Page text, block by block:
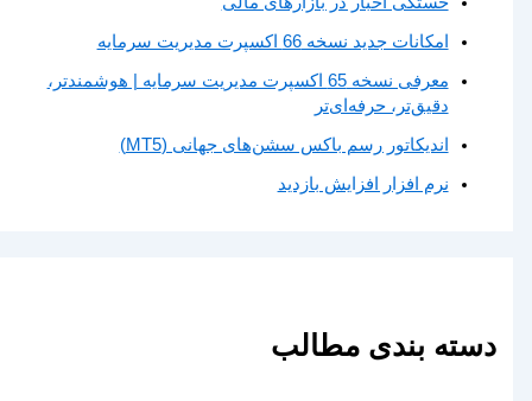
امکانات جدید نسخه 66 اکسپرت مدیریت سرمایه
معرفی نسخه 65 اکسپرت مدیریت سرمایه | هوشمندتر،
دقیق‌تر، حرفه‌ای‌تر
اندیکاتور رسم باکس سشن‌های جهانی (MT5)
نرم افزار افزایش بازدید
دسته بندی مطالب